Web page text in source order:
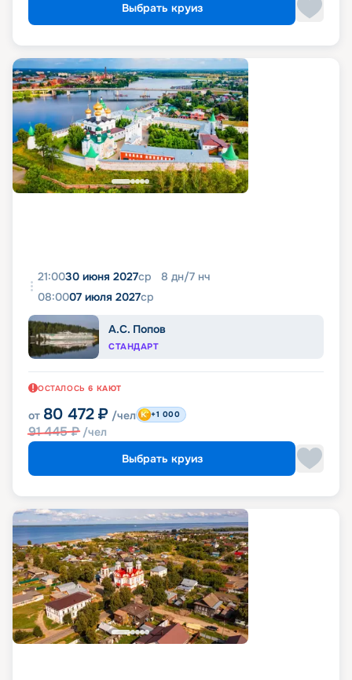
Выбрать круиз
21:0030 июня 2027ср 8 дн/7 нч
08:0007 июля 2027ср
А.С. Попов
СТАНДАРТ
ОСТАЛОСЬ 6 КАЮТ
от 80 472 ₽ /чел
91 445₽ /чел
+1 000
Выбрать круиз